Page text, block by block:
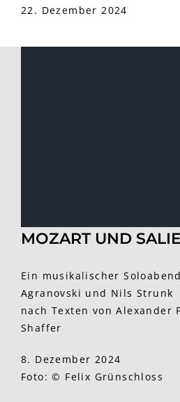
22. Dezember 2024
MOZART UND
Ein musikalischer
Agranovski und Nils Strunk
nach Texten von Alexander
Shaffer
8. Dezember 2024
Foto: © Felix Grünschloss